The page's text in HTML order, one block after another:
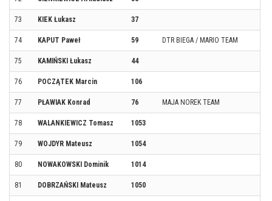
73 KIEK Łukasz 37
74 KAPUT Paweł 59 DTR BIEGA / MARIO TEAM
75 KAMIŃSKI Łukasz 44
76 POCZĄTEK Marcin 106
77 PŁAWIAK Konrad 76 MAJA NOREK TEAM
78 WALANKIEWICZ Tomasz 1053
79 WOJDYR Mateusz 1054
80 NOWAKOWSKI Dominik 1014
81 DOBRZAŃSKI Mateusz 1050